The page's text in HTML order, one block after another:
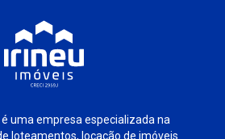
uma empresa especializada na
loteamentos, locação de imóveis